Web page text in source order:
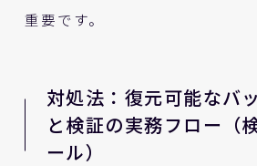
重要です。
対処法：復元可能なバ
と検証の実務フロー（
ール）